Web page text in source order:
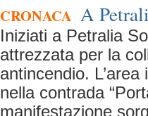
CRONACA A
Iniziati a Petralia
attrezzata per la
antincendio.
nella contrada
manifestazione